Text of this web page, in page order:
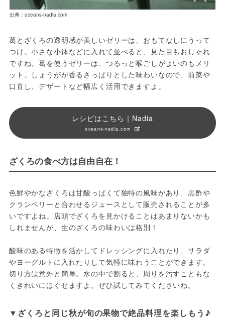
出典：oceans-nadia.com
葛とざくろの透明感が美しいゼリーは、おもてなしにうって
つけ。小さな小鉢などに入れて並べると、見た目もおしゃれ
ですね。葛を使うゼリーは、つるっと喉ごしがよいのもメリ
ット。しょうがが香るさっぱりとした味わいなので、前菜や
口直し、デザートなど幅広く活用できますよ。
レシピはこちら｜Nadia
oceans-nadia.com
ざくろの食べ方は自由自在！
色鮮やかなざくろは甘酸っぱくて独特の風味があり、黒酢や
クランベリーと合わせるジュースとして販売されることが多
いですよね。店頭でざくろを見かけることはあまりないかも
しれませんが、生のざくろの味わいは格別！
酸味のある特徴を活かしてドレッシングに入れたり、サラダ
やヨーグルトに入れたりして気軽に味わうことができます。
切り方は意外と簡単。水の中で割ると、周りを汚すこともな
くきれいにほぐせますよ。ぜひ試してみてくださいね。
▼ざくろと同じ秋が旬の果物で絶品料理を楽しもう♪